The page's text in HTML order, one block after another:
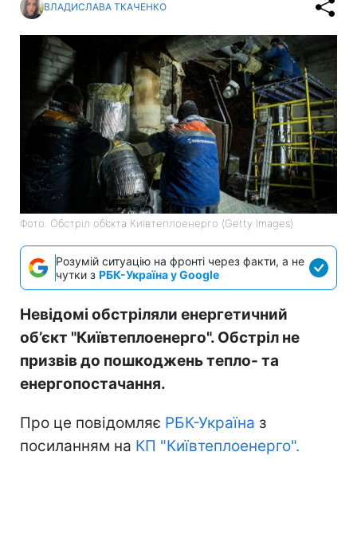
ВЛАДИСЛАВА ТКАЧЕНКО
Фото: Обстріл об’єкта Київтеплоенерго (Getty Images)
Розумій ситуацію на фронті через факти, а не
чутки з РБК-Україна у Google
Невідомі обстріляли енергетичний
об’єкт "Київтеплоенерго". Обстріл не
призвів до пошкоджень тепло- та
енергопостачання.
Про це повідомляє РБК-Україна з
посиланням на КП "Київтеплоенерго".